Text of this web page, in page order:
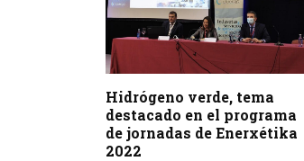
Hidrógeno verde, tema
destacado en el programa
de jornadas de Enerxétika
2022